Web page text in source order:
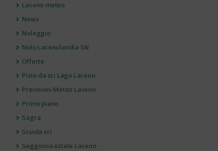
Laceno meteo
News
Noleggio
Nolo Lacenolandia Ski
Offerte
Piste da sci Lago Laceno
Previsioni Meteo Laceno
Primo piano
Sagra
Scuola sci
Seggiovia estate Laceno